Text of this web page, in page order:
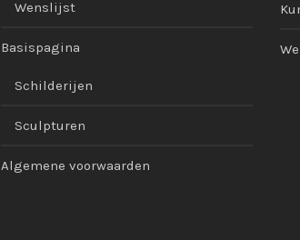
Wenslijst
Basispagina
Schilderijen
Sculpturen
Algemene voorwaarden